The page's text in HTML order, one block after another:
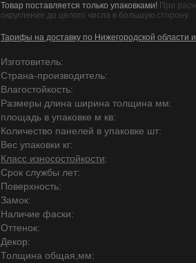
Товар поставляется только упаковками! При
округление до целого числа в большую сторону.
Тарифы на доставку по Нижегородской области
Изготовитель:
Страна-производитель:
Влагостойкость:
Размеры длина ширина толщина мм:
площадь в упаковке м кв:
Количество панелей в упаковке шт:
Вес упаковки кг:
Класс износостойкости:
Срок службы лет:
Поверхность:
Замок:
Наличие фаски:
Оттенок:
Декор:
Толщина общая,мм: